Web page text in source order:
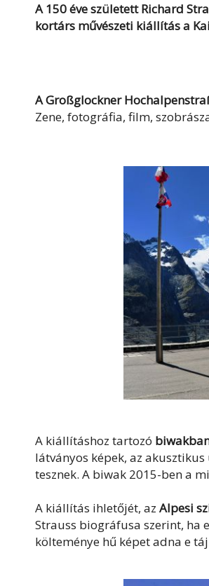
A 150 éve született Richard
kortárs művészeti kiállítás a
A Großglockner
Zene, fotográfia, film,
A kiállításhoz tartozó
látványos képek, az
tesznek. A biwak 2015-ben a
A kiállítás ihletőjét, az Alpesi
Strauss biográfusa szerint, ha
költeménye hű képet adna e